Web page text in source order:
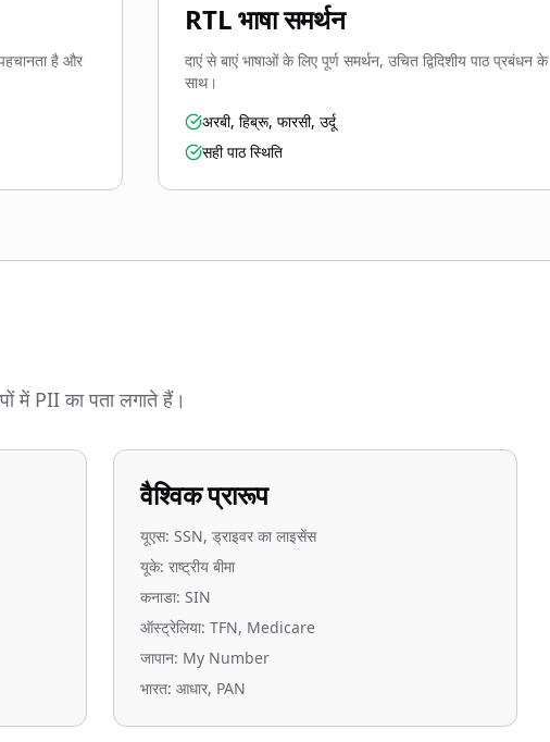
है और
RTL भाषा समर्थन
दाएं से बाएं भाषाओं के लिए पूर्ण समर्थन, उचित द्विदिशीय पाठ प्रबंधन के
साथ।
अरबी, हिब्रू, फारसी, उर्दू
सही पाठ स्थिति
में PII का पता लगाते हैं।
वैश्विक प्रारूप
यूएस: SSN, ड्राइवर का लाइसेंस
यूके: राष्ट्रीय बीमा
कनाडा: SIN
ऑस्ट्रेलिया: TFN, Medicare
जापान: My Number
भारत: आधार, PAN